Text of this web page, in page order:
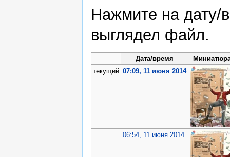
Нажмите на дату/
выглядел файл.
Дата/время
текущий 07:09, 11 июня 2014
06:54, 11 июня 2014